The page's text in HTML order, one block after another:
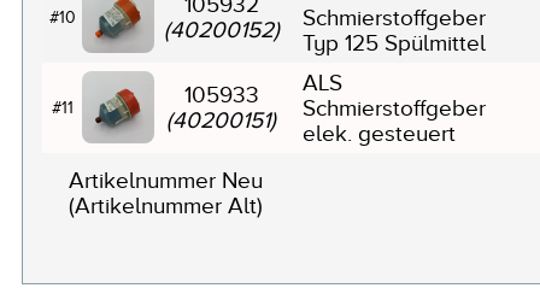
#10
(40200152)
Schmierstoffgeber
Typ 125 Spülmittel
#11
105933
(40200151)
ALS
Schmierstoffgeber
elek. gesteuert
Artikelnummer Neu
(Artikelnummer Alt)